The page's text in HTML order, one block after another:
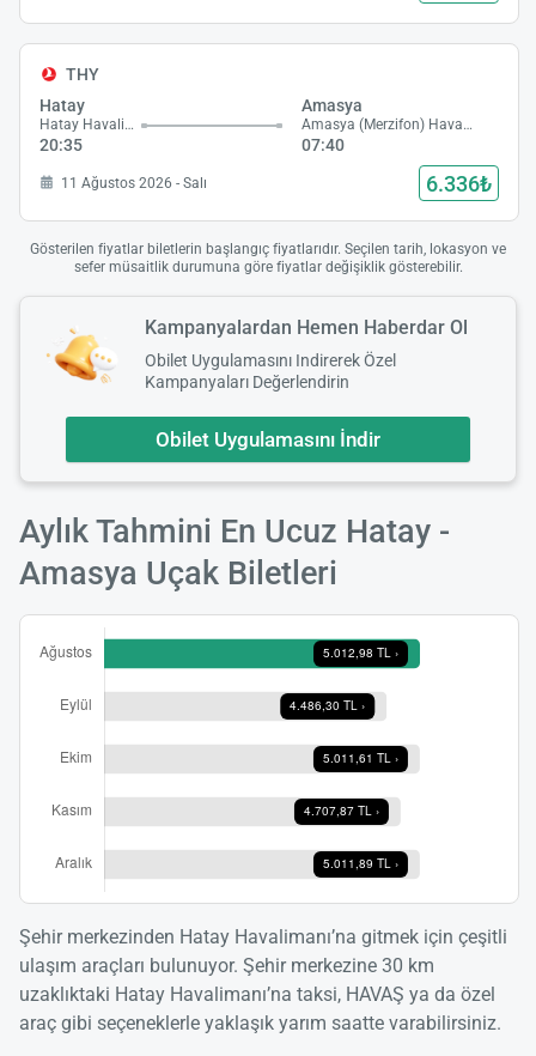
THY
Hatay
Hatay Havalimanı
20:35
Amasya
Amasya (Merzifon) Havalimanı
07:40
11 Ağustos 2026 - Salı 6.336₺
Gösterilen fiyatlar biletlerin başlangıç fiyatlarıdır. Seçilen tarih, lokasyon ve
sefer müsaitlik durumuna göre fiyatlar değişiklik gösterebilir.
Kampanyalardan Hemen Haberdar Ol
Obilet Uygulamasını Indirerek Özel
Kampanyaları Değerlendirin
Obilet Uygulamasını İndir
Aylık Tahmini En Ucuz Hatay -
Amasya Uçak Biletleri
Şehir merkezinden Hatay Havalimanı’na gitmek için çeşitli
ulaşım araçları bulunuyor. Şehir merkezine 30 km
uzaklıktaki Hatay Havalimanı’na taksi, HAVAŞ ya da özel
araç gibi seçeneklerle yaklaşık yarım saatte varabilirsiniz.